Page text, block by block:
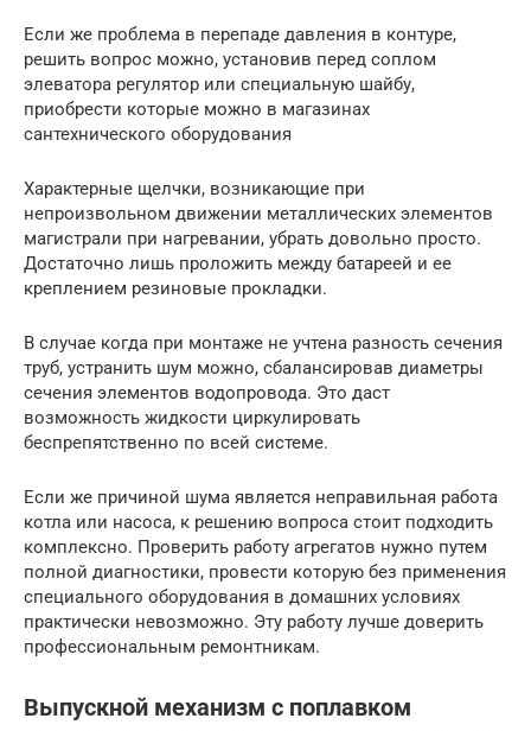
Если же проблема в перепаде давления в контуре,
решить вопрос можно, установив перед соплом
элеватора регулятор или специальную шайбу,
приобрести которые можно в магазинах
сантехнического оборудования
Характерные щелчки, возникающие при
непроизвольном движении металлических элементов
магистрали при нагревании, убрать довольно просто.
Достаточно лишь проложить между батареей и ее
креплением резиновые прокладки.
В случае когда при монтаже не учтена разность сечения
труб, устранить шум можно, сбалансировав диаметры
сечения элементов водопровода. Это даст
возможность жидкости циркулировать
беспрепятственно по всей системе.
Если же причиной шума является неправильная работа
котла или насоса, к решению вопроса стоит подходить
комплексно. Проверить работу агрегатов нужно путем
полной диагностики, провести которую без применения
специального оборудования в домашних условиях
практически невозможно. Эту работу лучше доверить
профессиональным ремонтникам.
Выпускной механизм с поплавком